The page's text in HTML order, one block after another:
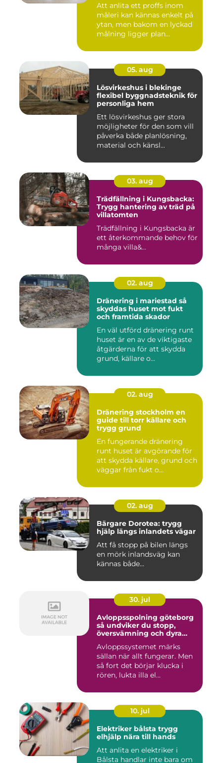
Att anlita ett proffs inom
måleri kan kännas enkelt på
ytan, men bakom en lyckad
målning ligger plan...
05. aug
Lösvirkeshus i blekinge
flexibel byggnadsteknik för
personliga hem
Ett lösvirkeshus ger stora
möjligheter för den som vill
påverka både planlösning,
material och känsl...
03. aug
Trädfällning i Kungsbacka:
Trygg hantering av träd på
villatomten
Trädfällning i Kungsbacka är
ett återkommande behov för
många villa&...
02. aug
Dränering i mariestad så
skyddas huset mot fukt
och framtida skador
En väl utförd dränering runt
huset är en av de viktigaste
åtgärderna för att skydda
grund, källare o...
02. aug
Dränering stockholm en
guide till torr källare och
trygg grund
En fungerande dränering
runt huset är avgörande för
att skydda källare, grund och
väggar från fukt o...
02. aug
Bärgare Dorotea: trygg
hjälp längs inlandets vägar
Att få stopp på bilen längs
en mörk inlandsväg kan
kännas både...
30. jul
Avloppsspolning göteborg
så undviker du stopp,
översvämning och dyra
Avloppssystemet märks
sällan när allt fungerar. Men
så fort det börjar klucka i
rören, lukta illa el...
10. jul
Elektriker bålsta trygg
elhjälp nära till hands
Att anlita en elektriker i
Bålsta handlar inte bara om